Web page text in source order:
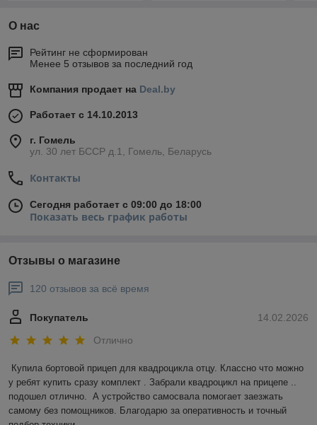
О нас
Рейтинг не сформирован
Менее 5 отзывов за последний год
Компания продает на Deal.by
Работает с 14.10.2013
г. Гомель
ул. 30 лет БССР д.1, Гомель, Беларусь
Контакты
Сегодня работает с 09:00 до 18:00
Показать весь график работы
Отзывы о магазине
120 отзывов за всё время
14.02.2026
Покупатель
Отлично
Купила бортовой прицеп для квадроцикла отцу. Классно что можно
у ребят купить сразу комплект . Забрали квадроцикл на прицепе ..
подошел отлично.  А устройство самосвала помогает заезжать
самому без помощников. Благодарю за оперативность и точный